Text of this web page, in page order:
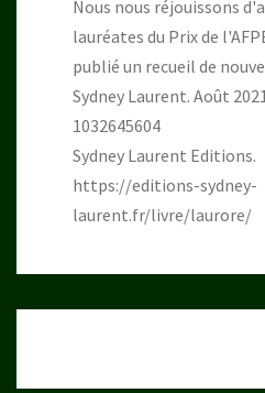
Nous nous réjouissons
lauréates du Prix de
publié un recueil de
Sydney Laurent. Août
1032645604
Sydney Laurent Editions.
https://editions-sydney-
laurent.fr/livre/laurore/